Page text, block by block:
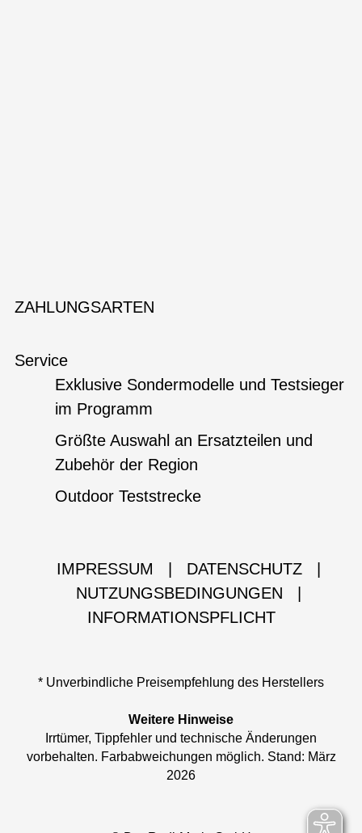
ZAHLUNGSARTEN
Service
Exklusive Sondermodelle und Testsieger
im Programm
Größte Auswahl an Ersatzteilen und
Zubehör der Region
Outdoor Teststrecke
IMPRESSUM DATENSCHUTZ
NUTZUNGSBEDINGUNGEN
INFORMATIONSPFLICHT
* Unverbindliche Preisempfehlung des Herstellers
Weitere Hinweise
Irrtümer, Tippfehler und technische Änderungen
vorbehalten. Farbabweichungen möglich. Stand: März
2026